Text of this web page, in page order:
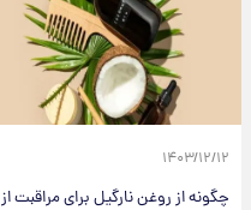
۱۴۰۳/۱۲/۱۲
چگونه از روغن نارگیل برای مراقبت از